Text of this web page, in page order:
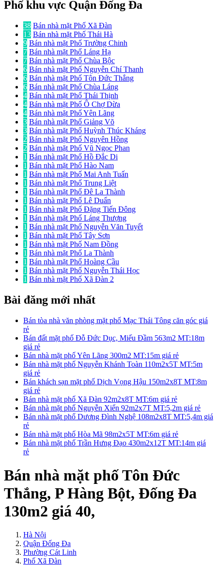
Phố khu vực Quận Đống Đa
38 Bán nhà mặt Phố Xã Đàn
13 Bán nhà mặt Phố Thái Hà
9 Bán nhà mặt Phố Trường Chinh
7 Bán nhà mặt Phố Láng Hạ
7 Bán nhà mặt Phố Chùa Bộc
6 Bán nhà mặt Phố Nguyễn Chí Thanh
6 Bán nhà mặt Phố Tôn Đức Thắng
6 Bán nhà mặt Phố Chùa Láng
4 Bán nhà mặt Phố Thái Thịnh
4 Bán nhà mặt Phố Ô Chợ Dừa
4 Bán nhà mặt Phố Yên Lãng
3 Bán nhà mặt Phố Giảng Võ
3 Bán nhà mặt Phố Huỳnh Thúc Kháng
2 Bán nhà mặt Phố Nguyên Hồng
2 Bán nhà mặt Phố Vũ Ngọc Phan
1 Bán nhà mặt Phố Hồ Đắc Di
1 Bán nhà mặt Phố Hào Nam
1 Bán nhà mặt Phố Mai Anh Tuấn
1 Bán nhà mặt Phố Trung Liệt
1 Bán nhà mặt Phố Đê La Thành
1 Bán nhà mặt Phố Lê Duẩn
1 Bán nhà mặt Phố Đặng Tiến Đông
1 Bán nhà mặt Phố Láng Thượng
1 Bán nhà mặt Phố Nguyễn Văn Tuyết
1 Bán nhà mặt Phố Tây Sơn
1 Bán nhà mặt Phố Nam Đồng
1 Bán nhà mặt Phố La Thành
1 Bán nhà mặt Phố Hoàng Cầu
1 Bán nhà mặt Phố Nguyễn Thái Học
1 Bán nhà mặt Phố Xã Đàn 2
Bài đăng mới nhất
Bán tòa nhà văn phòng mặt phố Mạc Thái Tông căn góc giá
rẻ
Bán đất mặt phố Đỗ Đức Dục, Miếu Đầm 563m2 MT:18m
giá rẻ
Bán nhà mặt phố Yên Lãng 300m2 MT:15m giá rẻ
Bán nhà mặt phố Nguyễn Khánh Toàn 110m2x5T MT:5m
giá rẻ
Bán khách sạn mặt phố Dịch Vọng Hậu 150m2x8T MT:8m
giá rẻ
Bán nhà mặt phố Xã Đàn 92m2x8T MT:6m giá rẻ
Bán nhà mặt phố Nguyễn Xiển 92m2x7T MT:5,2m giá rẻ
Bán nhà mặt phố Dương Đình Nghệ 108m2x8T MT:5,4m giá
rẻ
Bán nhà mặt phố Hòa Mã 98m2x5T MT:6m giá rẻ
Bán nhà mặt phố Trần Hưng Đạo 430m2x12T MT:14m giá
rẻ
Bán nhà mặt phố Tôn Đức
Thắng, P Hàng Bột, Đống Đa
130m2 giá 40,
Hà Nội
Quận Đống Đa
Phường Cát Linh
Phố Xã Đàn